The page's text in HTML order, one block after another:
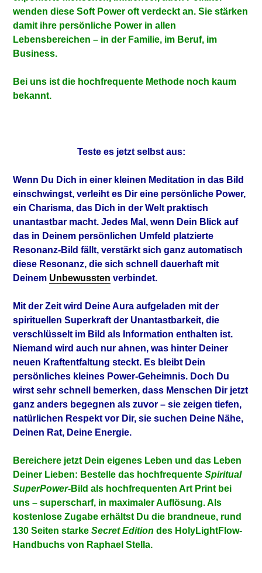
wenden diese Soft Power oft verdeckt an. Sie stärken
damit ihre persönliche Power in allen
Lebensbereichen – in der Familie, im Beruf, im
Business.
Bei uns ist die hochfrequente Methode noch kaum
bekannt.
Teste es jetzt selbst aus:
Wenn Du Dich in einer kleinen Meditation in das Bild
einschwingst, verleiht es Dir eine persönliche Power,
ein Charisma, das Dich in der Welt praktisch
unantastbar macht. Jedes Mal, wenn Dein Blick auf
das in Deinem persönlichen Umfeld platzierte
Resonanz-Bild fällt, verstärkt sich ganz automatisch
diese Resonanz, die sich schnell dauerhaft mit
Deinem Unbewussten verbindet.
Mit der Zeit wird Deine Aura aufgeladen mit der
spirituellen Superkraft der Unantastbarkeit, die
verschlüsselt im Bild als Information enthalten ist.
Niemand wird auch nur ahnen, was hinter Deiner
neuen Kraftentfaltung steckt. Es bleibt Dein
persönliches kleines Power-Geheimnis. Doch Du
wirst sehr schnell bemerken, dass Menschen Dir jetzt
ganz anders begegnen als zuvor – sie zeigen tiefen,
natürlichen Respekt vor Dir, sie suchen Deine Nähe,
Deinen Rat, Deine Energie.
Bereichere jetzt Dein eigenes Leben und das Leben
Deiner Lieben: Bestelle das hochfrequenteSpiritual
SuperPower-Bild als hochfrequenten Art Print bei
uns – superscharf, in maximaler Auflösung. Als
kostenlose Zugabe erhältst Du die brandneue, rund
130 Seiten starkeSecret Edition des HolyLightFlow-
Handbuchs von Raphael Stella.